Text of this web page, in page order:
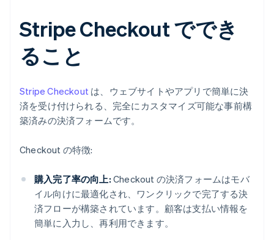
Stripe Checkout ででき
ること
Stripe Checkout は、ウェブサイトやアプリで簡単に決
済を受け付けられる、完全にカスタマイズ可能な事前構
築済みの決済フォームです。
Checkout の特徴:
購入完了率の向上: Checkout の決済フォームはモバ
イル向けに最適化され、ワンクリックで完了する決
済フローが構築されています。顧客は支払い情報を
簡単に入力し、再利用できます。